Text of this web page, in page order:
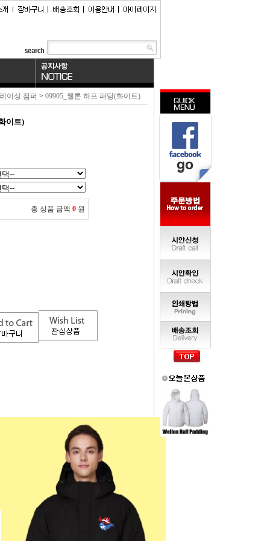
레이싱 점퍼 > 09905_웰론 하프 패딩(화이트)
이트)
총 상품 금액 0 원